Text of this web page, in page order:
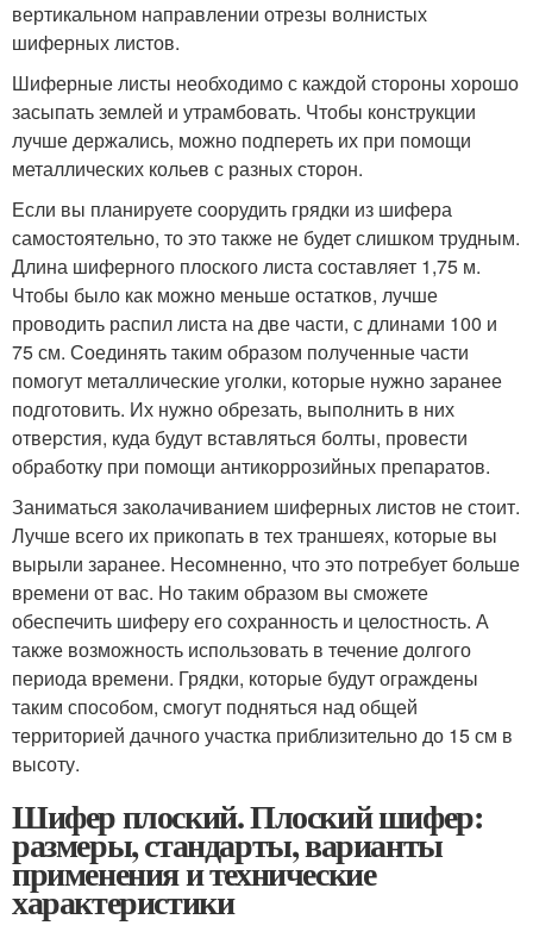
вертикальном направлении отрезы волнистых
шиферных листов.
Шиферные листы необходимо с каждой стороны хорошо
засыпать землей и утрамбовать. Чтобы конструкции
лучше держались, можно подпереть их при помощи
металлических кольев с разных сторон.
Если вы планируете соорудить грядки из шифера
самостоятельно, то это также не будет слишком трудным.
Длина шиферного плоского листа составляет 1,75 м.
Чтобы было как можно меньше остатков, лучше
проводить распил листа на две части, с длинами 100 и
75 см. Соединять таким образом полученные части
помогут металлические уголки, которые нужно заранее
подготовить. Их нужно обрезать, выполнить в них
отверстия, куда будут вставляться болты, провести
обработку при помощи антикоррозийных препаратов.
Заниматься заколачиванием шиферных листов не стоит.
Лучше всего их прикопать в тех траншеях, которые вы
вырыли заранее. Несомненно, что это потребует больше
времени от вас. Но таким образом вы сможете
обеспечить шиферу его сохранность и целостность. А
также возможность использовать в течение долгого
периода времени. Грядки, которые будут ограждены
таким способом, смогут подняться над общей
территорией дачного участка приблизительно до 15 см в
высоту.
Шифер плоский. Плоский шифер:
размеры, стандарты, варианты
применения и технические
характеристики